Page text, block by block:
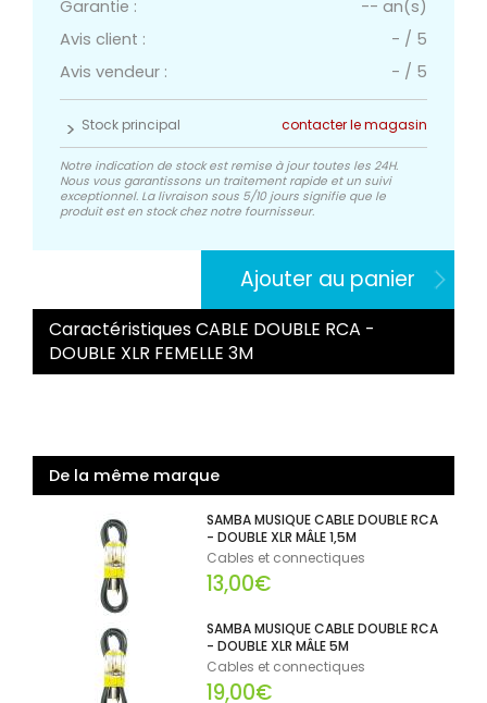
Garantie :
-- an(s)
Avis client :
- / 5
Avis vendeur :
- / 5
Stock principal contacter le magasin
Notre indication de stock est remise à jour toutes les 24H.
Nous vous garantissons un traitement rapide et un suivi
exceptionnel. La livraison sous 5/10 jours signifie que le
produit est en stock chez notre fournisseur.
Ajouter au panier
Caractéristiques CABLE DOUBLE RCA -
DOUBLE XLR FEMELLE 3M
De la même marque
SAMBA MUSIQUE CABLE DOUBLE RCA
- DOUBLE XLR MÂLE 1,5M
Cables et connectiques
13,00€
SAMBA MUSIQUE CABLE DOUBLE RCA
- DOUBLE XLR MÂLE 5M
Cables et connectiques
19,00€